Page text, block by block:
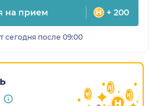
на прием + 200
сегодня после 09:00